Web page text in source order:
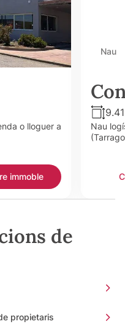
o lloguer a
immoble
Nau
Nau
de
propietaris